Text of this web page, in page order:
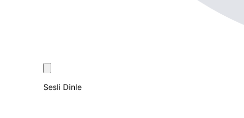
Sesli Dinle